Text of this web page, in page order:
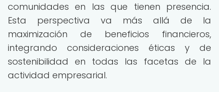
comunidades en las que tienen presencia.
Esta perspectiva va más allá de la
maximización de beneficios financieros,
integrando consideraciones éticas y de
sostenibilidad en todas las facetas de la
actividad empresarial.